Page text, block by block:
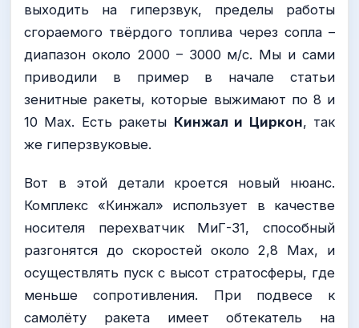
выходить на гиперзвук, пределы работы
сгораемого твёрдого топлива через сопла –
диапазон около 2000 – 3000 м/с. Мы и сами
приводили в пример в начале статьи
зенитные ракеты, которые выжимают по 8 и
10 Мах. Есть ракеты Кинжал и Циркон, так
же гиперзвуковые.
Вот в этой детали кроется новый нюанс.
Комплекс «Кинжал» использует в качестве
носителя перехватчик МиГ-31, способный
разгонятся до скоростей около 2,8 Мах, и
осуществлять пуск с высот стратосферы, где
меньше сопротивления. При подвесе к
самолёту ракета имеет обтекатель на